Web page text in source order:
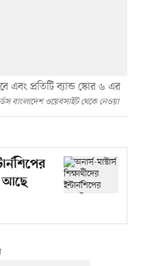
প্রতিটি ব্যান্ড স্কোর ৬ এর
বাংলাদেশ ওয়েবসাইট থেকে নেওয়া
আছে